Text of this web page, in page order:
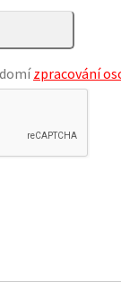
zpracování